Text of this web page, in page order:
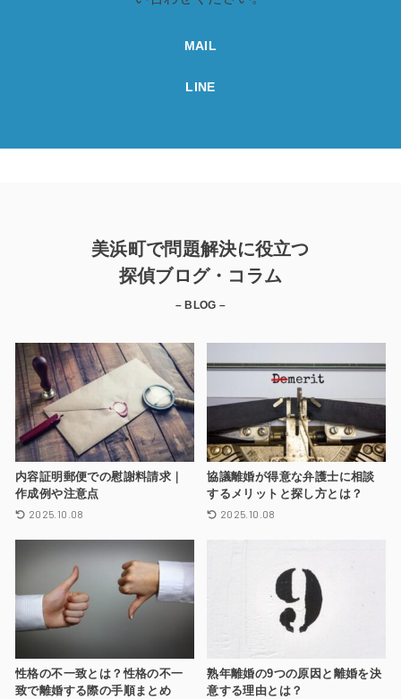
MAIL
LINE
美浜町で問題解決に役立つ
探偵ブログ・コラム
– BLOG –
内容証明郵便での慰謝料請求｜
作成例や注意点
2025.10.08
協議離婚が得意な弁護士に相談
するメリットと探し方とは？
2025.10.08
性格の不一致とは？性格の不一
致で離婚する際の手順まとめ
熟年離婚の9つの原因と離婚を決
意する理由とは？